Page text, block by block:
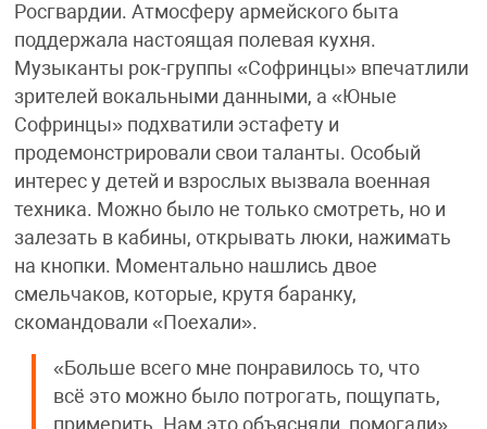
Росгвардии. Атмосферу армейского быта
поддержала настоящая полевая кухня.
Музыканты рок-группы «Софринцы» впечатлили
зрителей вокальными данными, а «Юные
Софринцы» подхватили эстафету и
продемонстрировали свои таланты. Особый
интерес у детей и взрослых вызвала военная
техника. Можно было не только смотреть, но и
залезать в кабины, открывать люки, нажимать
на кнопки. Моментально нашлись двое
смельчаков, которые, крутя баранку,
скомандовали «Поехали».
«Больше всего мне понравилось то, что
всё это можно было потрогать, пощупать,